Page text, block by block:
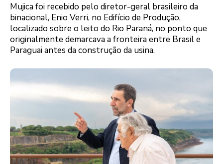
Mujica foi recebido pelo diretor-geral brasileiro da
binacional, Enio Verri, no Edifício de Produção,
localizado sobre o leito do Rio Paraná, no ponto que
originalmente demarcava a fronteira entre Brasil e
Paraguai antes da construção da usina.